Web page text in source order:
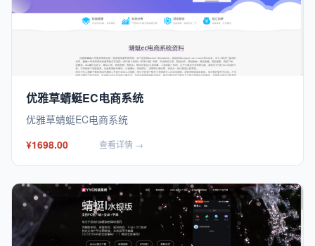
优雅草蜻蜓EC电商系统
优雅草蜻蜓EC电商系统
¥1698.00
查看详情 →